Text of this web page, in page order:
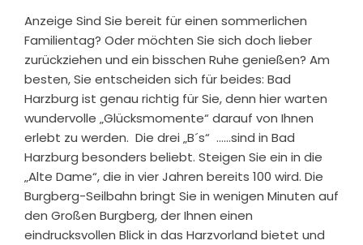
Anzeige Sind Sie bereit für einen sommerlichen
Familientag? Oder möchten Sie sich doch lieber
zurückziehen und ein bisschen Ruhe genießen? Am
besten, Sie entscheiden sich für beides: Bad
Harzburg ist genau richtig für Sie, denn hier warten
wundervolle „Glücksmomente“ darauf von Ihnen
erlebt zu werden. Die drei „B´s“ ……sind in Bad
Harzburg besonders beliebt. Steigen Sie ein in die
„Alte Dame“, die in vier Jahren bereits 100 wird. Die
Burgberg-Seilbahn bringt Sie in wenigen Minuten auf
den Großen Burgberg, der Ihnen einen
eindrucksvollen Blick in das Harzvorland bietet und